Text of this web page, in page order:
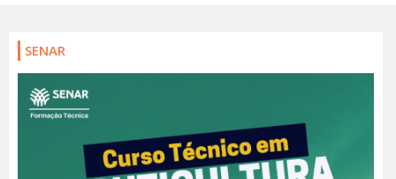
SENAR